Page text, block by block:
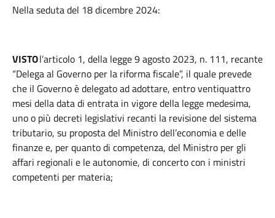
Nella seduta del 18 dicembre 2024:
VISTOl’articolo 1, della legge 9 agosto 2023, n. 111, recante
“Delega al Governo per la riforma fiscale”, il quale prevede
che il Governo è delegato ad adottare, entro ventiquattro
mesi della data di entrata in vigore della legge medesima,
uno o più decreti legislativi recanti la revisione del sistema
tributario, su proposta del Ministro dell’economia e delle
finanze e, per quanto di competenza, del Ministro per gli
affari regionali e le autonomie, di concerto con i ministri
competenti per materia;